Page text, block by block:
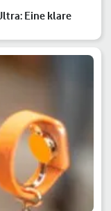
Eine klare